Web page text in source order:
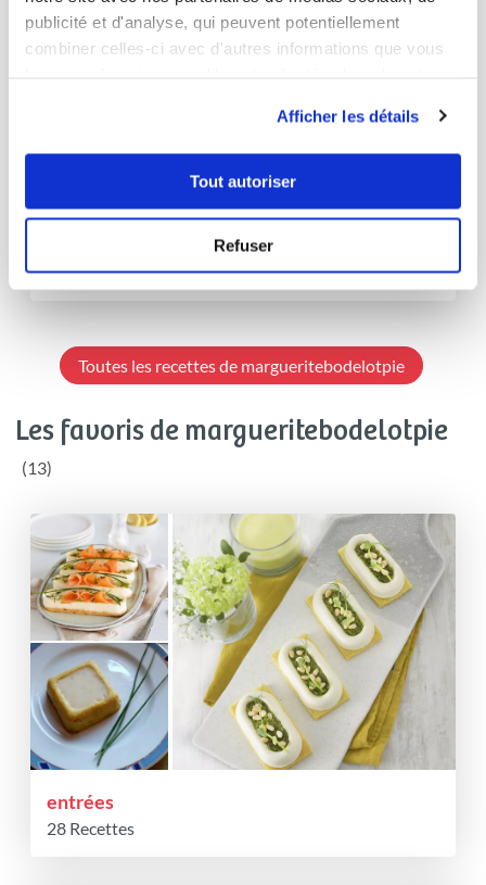
publicité et d'analyse, qui peuvent potentiellement
combiner celles-ci avec d'autres informations que vous
Afficher les détails
Tout autoriser
Refuser
Marguerite Bodelot
Conseillère Guy Demarle
Sphère lemon Mojito
Très bon
30min 5 29
Toutes les recettes de margueritebodelotpie
Les favoris de margueritebodelotpie
(13)
entrées
28 Recettes